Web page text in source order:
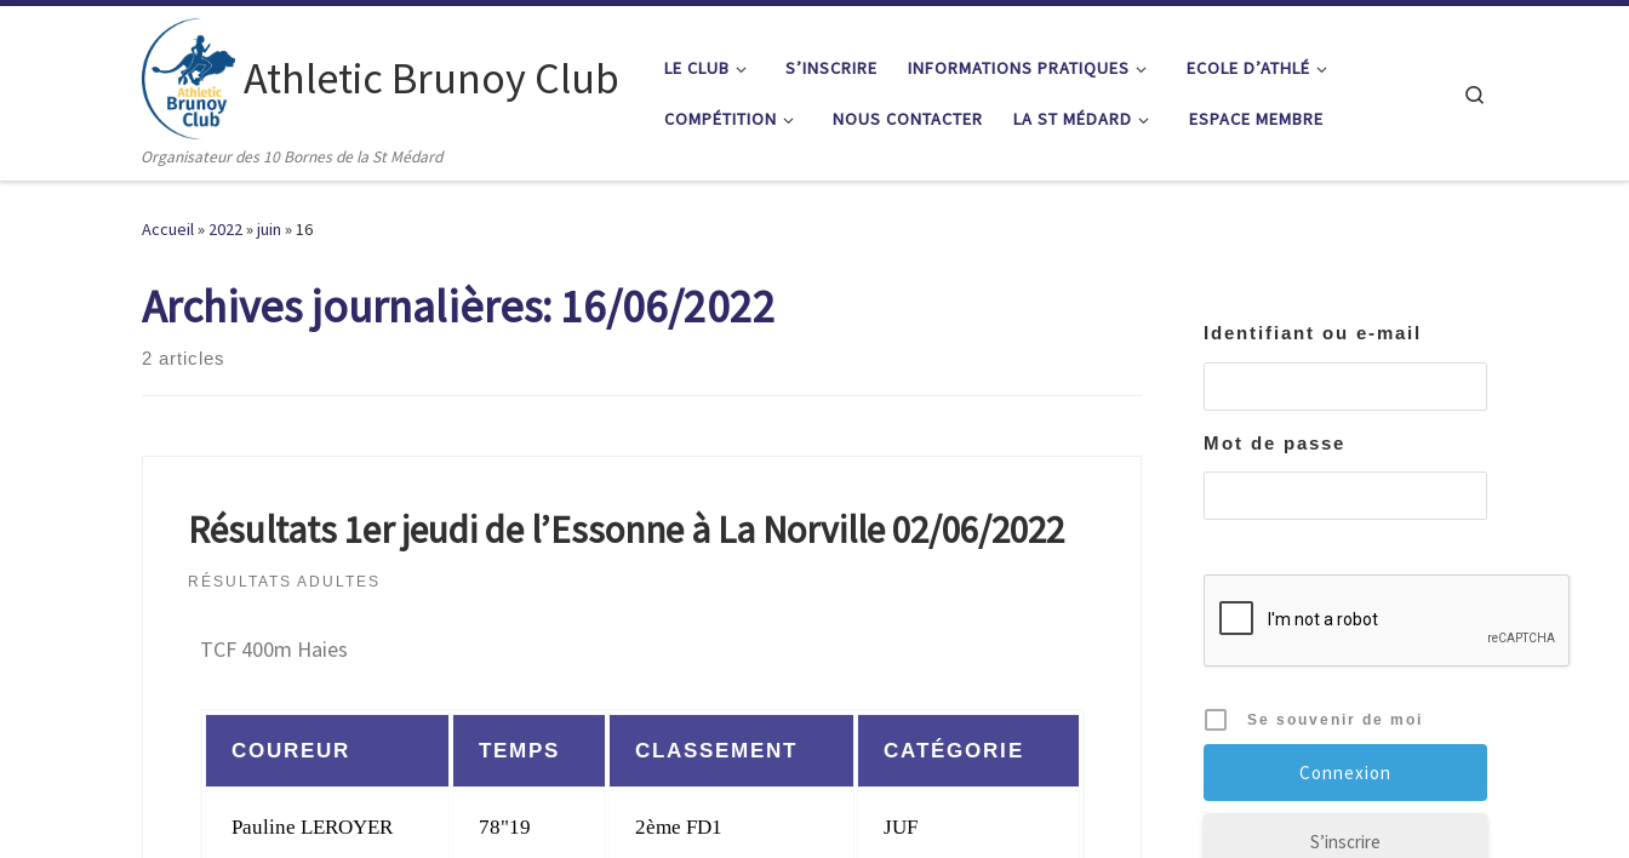
Passer au contenu
Athletic Brunoy Club
Organisateur des 10 Bornes de la St Médard
LE CLUB S’INSCRIRE INFORMATIONS PRATIQUES ECOLE D’ATHLÉ
COMPÉTITION NOUS CONTACTER LA ST MÉDARD ESPACE MEMBRE
Accueil» 2022»juin »16
Archives journalières: 16/06/2022
2 articles
Résultats 1er jeudi de l’Essonne à La Norville 02/06/2022
RÉSULTATS ADULTES
TCF 400m Haies
COUREUR TEMPS CLASSEMENT CATÉGORIE
Pauline LEROYER 78"19 2ème FD1 JUF
Identifiant ou e-mail
Mot de passe
Se souvenir de moi
S’inscrire